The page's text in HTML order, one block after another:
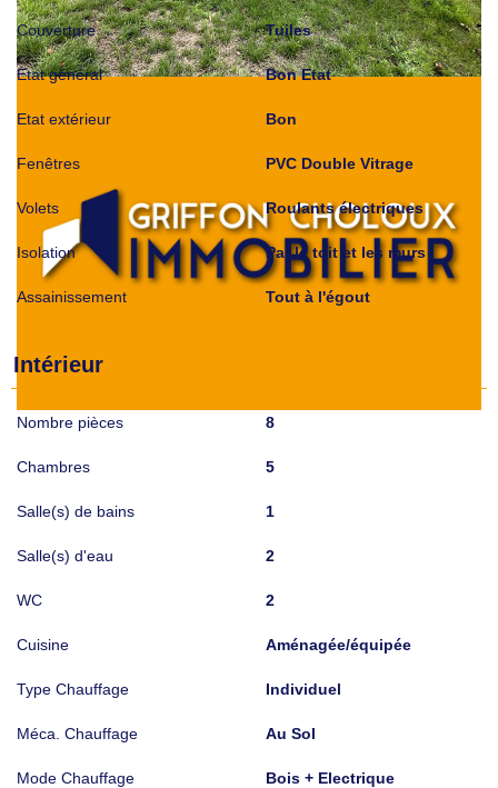
Couverture Tuiles
Etat général Bon Etat
Etat extérieur Bon
Fenêtres PVC Double Vitrage
Volets Roulants électriques
Isolation Par le toit et les murs
Assainissement Tout à l'égout
Intérieur
Nombre pièces 8
Chambres 5
Salle(s) de bains 1
Salle(s) d'eau 2
WC 2
Cuisine Aménagée/équipée
Type Chauffage Individuel
Méca. Chauffage Au Sol
Mode Chauffage Bois + Electrique